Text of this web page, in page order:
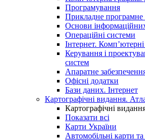
Програмування
Прикладне програмне
Основи
Операційні системи
Інтернет.
Керування і
систем
Апаратне
Офісні додатки
Бази даних. Інтернет
Картографічні видання.
Картографічні
Показати всі
Карти України
Автомобільні карти та